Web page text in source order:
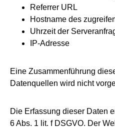
Referrer URL
Hostname des
Uhrzeit der
IP-Adresse
Eine Zusammenführung
Datenquellen wird nicht
Die Erfassung dieser Daten
6 Abs. 1 lit. f DSGVO. Der